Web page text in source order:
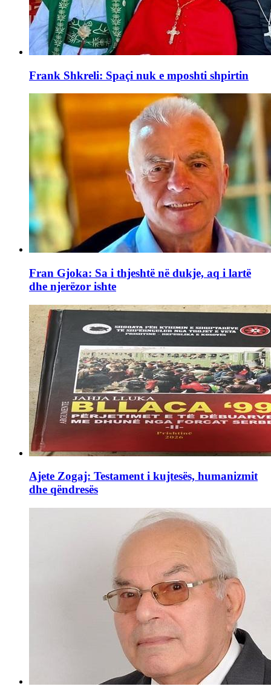
Frank Shkreli: Spaçi nuk e mposhti shpirtin
Fran Gjoka: Sa i thjeshtë në dukje, aq i lartë
dhe njerëzor ishte
Ajete Zogaj: Testament i kujtesës, humanizmit
dhe qëndresës